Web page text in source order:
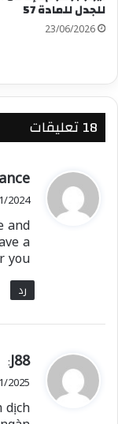
للجدل للمادة 57
23/06/2026
‫18 تعليقات
ي
ق
ل
07/11/2024
and
a
you.
رد
ي
ق
ل
J88
:
15/11/2025
dịch